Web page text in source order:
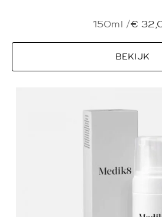
150ml /€
BEKIJK